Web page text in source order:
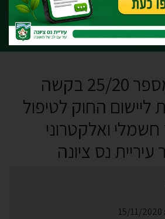
ובסוללות עבור עיריית נס ציונה
מכרז פומבי מספר 25/20 בקשה
החוק לטיפול
ואלקטרוני
נס ציונה
15/11/2020